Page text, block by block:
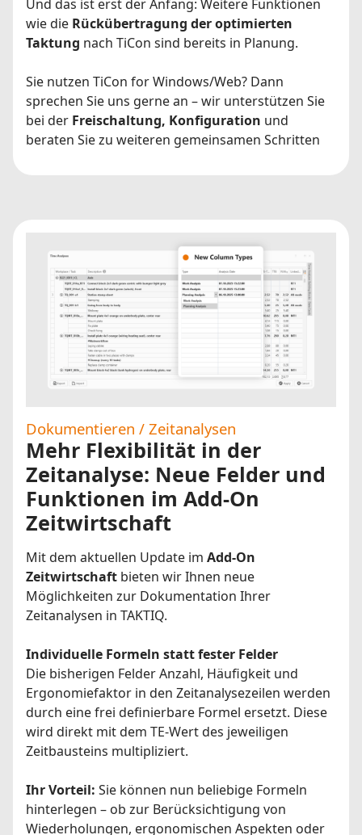
Und das ist erst der Anfang: Weitere Funktionen
wie die Rückübertragung der optimierten
Taktung nach TiCon sind bereits in Planung.
Sie nutzen TiCon for Windows/Web? Dann
sprechen Sie uns gerne an – wir unterstützen Sie
bei der Freischaltung, Konfiguration und
beraten Sie zu weiteren gemeinsamen Schritten
Dokumentieren / Zeitanalysen
Mehr Flexibilität in der
Zeitanalyse: Neue Felder und
Funktionen im Add-On
Zeitwirtschaft
Mit dem aktuellen Update im Add-On
Zeitwirtschaft bieten wir Ihnen neue
Möglichkeiten zur Dokumentation Ihrer
Zeitanalysen in TAKTIQ.
Individuelle Formeln statt fester Felder
Die bisherigen Felder Anzahl, Häufigkeit und
Ergonomiefaktor in den Zeitanalysezeilen werden
durch eine frei definierbare Formel ersetzt. Diese
wird direkt mit dem TE-Wert des jeweiligen
Zeitbausteins multipliziert.
Ihr Vorteil: Sie können nun beliebige Formeln
hinterlegen – ob zur Berücksichtigung von
Wiederholungen, ergonomischen Aspekten oder